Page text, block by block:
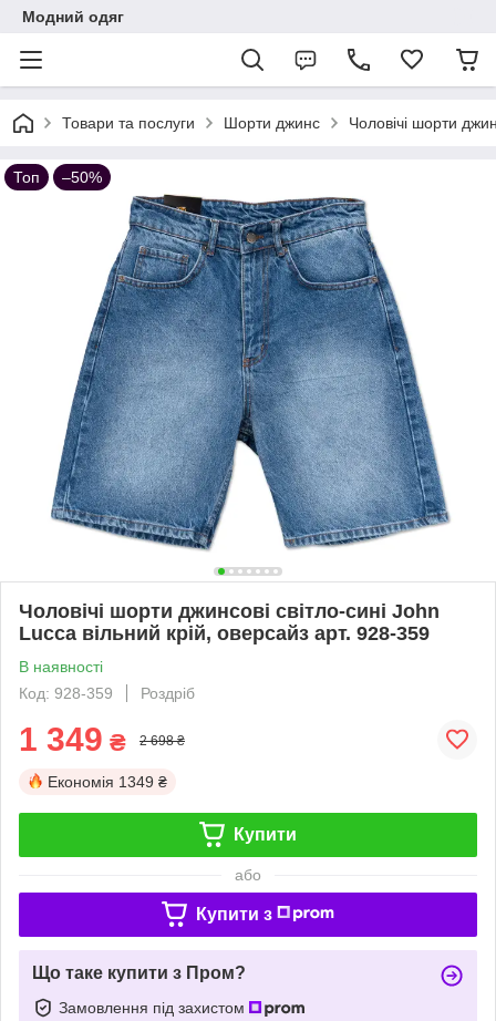
Модний одяг
Товари та послуги Шорти джинс Чоловічі шорти
Топ –50%
Чоловічі шорти джинсові світло-сині John
Lucca вільний крій, оверсайз арт. 928-359
В наявності
Код: 928-359
Роздріб
1 349 ₴ 2 698 ₴
Економія 1349 ₴
Купити
або
Купити з
Що таке купити з Пром?
Замовлення під захистом